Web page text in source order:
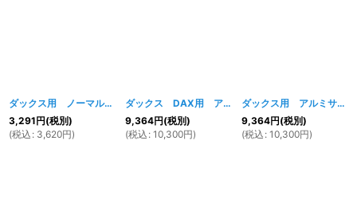
ダックス用 ノーマルタイプメッキリアフェンダー 269w]
3,291円(税別)
(税込 : 3,620円)
ダックス DAX用 アルミサブタンク 右側取付用
9,364円(税別)
(税込 : 10,300円)
ダックス用 アルミサブタンク 左側取付用
9,364円(税別)
(税込 : 10,300円)